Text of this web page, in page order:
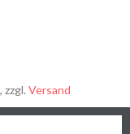
Versand